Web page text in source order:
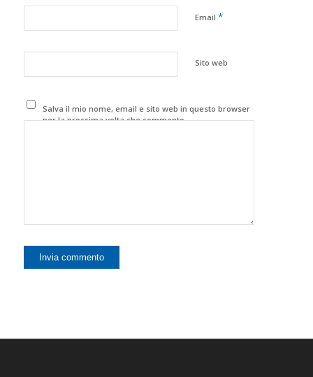
Email *
Sito web
Salva il mio nome, email e sito web in questo browser
per la prossima volta che commento.